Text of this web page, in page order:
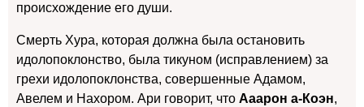
происхождение его души.
Смерть Хура, которая должна была остановить
идолопоклонство, была тикуном (исправлением) за
грехи идолопоклонства, совершенные Адамом,
Авелем и Нахором. Ари говорит, что Ааарон а-Коэн,